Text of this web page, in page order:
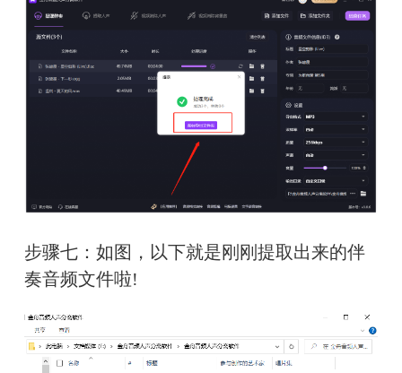
步骤七：如图，以下就是刚刚提取出来的伴
奏音频文件啦!